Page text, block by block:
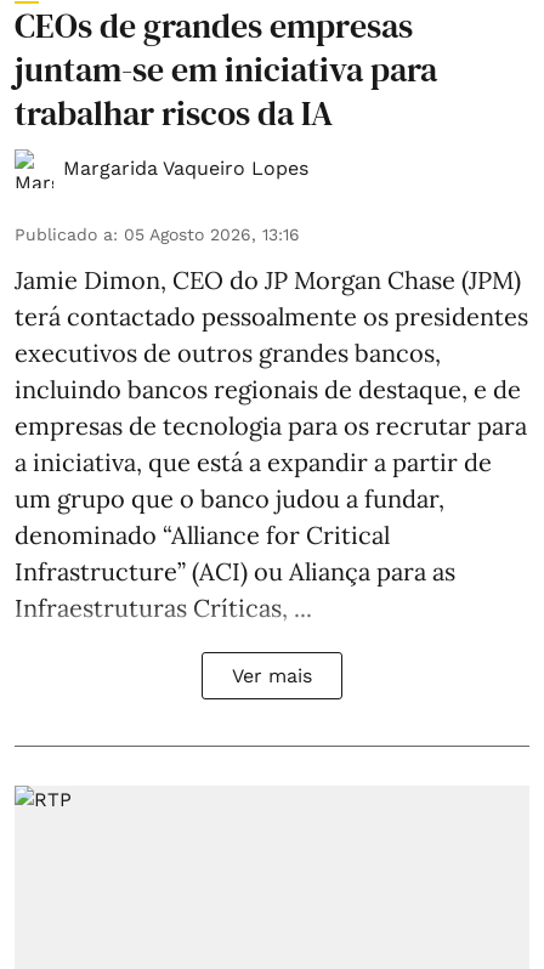
CEOs de grandes empresas
juntam-se em iniciativa para
trabalhar riscos da IA
Margarida Vaqueiro Lopes
Publicado a: 05 Agosto 2026, 13:16
Jamie Dimon, CEO do JP Morgan Chase (JPM)
terá contactado pessoalmente os presidentes
executivos de outros grandes bancos,
incluindo bancos regionais de destaque, e de
empresas de tecnologia para os recrutar para
a iniciativa, que está a expandir a partir de
um grupo que o banco judou a fundar,
denominado “Alliance for Critical
Infrastructure” (ACI) ou Aliança para as
Infraestruturas Críticas, ...
Ver mais